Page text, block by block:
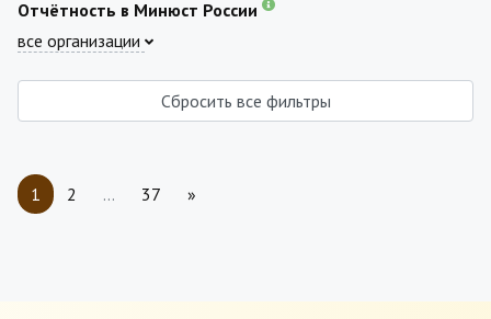
Отчётность в Минюст России
все организации
Сбросить все фильтры
1 2 … 37 »